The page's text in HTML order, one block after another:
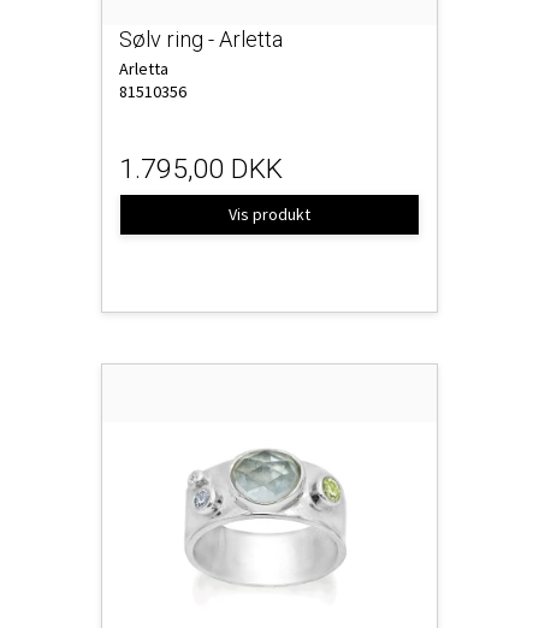
Sølv ring - Arletta
Arletta
81510356
1.795,00 DKK
Vis produkt